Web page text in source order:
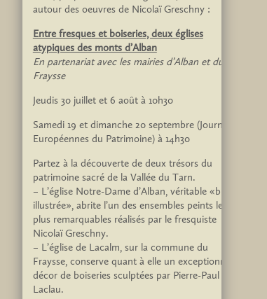
autour des oeuvres de Nicolaï Greschny :
Entre fresques et boiseries, deux églises
atypiques des monts d’Alban
En partenariat avec les mairies d’Alban et du
Fraysse
Jeudis 30 juillet et 6 août à 10h30
Samedi 19 et dimanche 20 septembre (Journées
Européennes du Patrimoine) à 14h30
Partez à la découverte de deux trésors du
patrimoine sacré de la Vallée du Tarn.
– L’église Notre-Dame d’Alban, véritable «bible
illustrée», abrite l’un des ensembles peints les
plus remarquables réalisés par le fresquiste
Nicolaï Greschny.
– L’église de Lacalm, sur la commune du
Fraysse, conserve quant à elle un exceptionnel
décor de boiseries sculptées par Pierre-Paul
Laclau.